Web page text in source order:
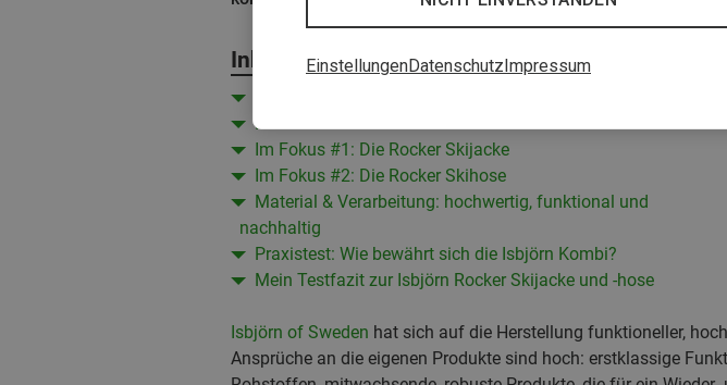
EinstellungenDatenschutzImpressum
Inhalt
Mitwachsend: Was heißt das?
Im Fokus #1: Die Rocker Skijacke
Im Fokus #2: Die Rocker Skihose
Material & Verarbeitung: hochwertig, funktional und
nachhaltig
Praxistest: Wie bewährt sich die Isbjörn Kombi?
Mein Testfazit zur Isbjörn Rocker Skijacke und -hose
Isbjörn of Sweden hat sich auf die Herstellung funktioneller,
Ansprüche an die eigenen Produkte sind hoch: erstklassige